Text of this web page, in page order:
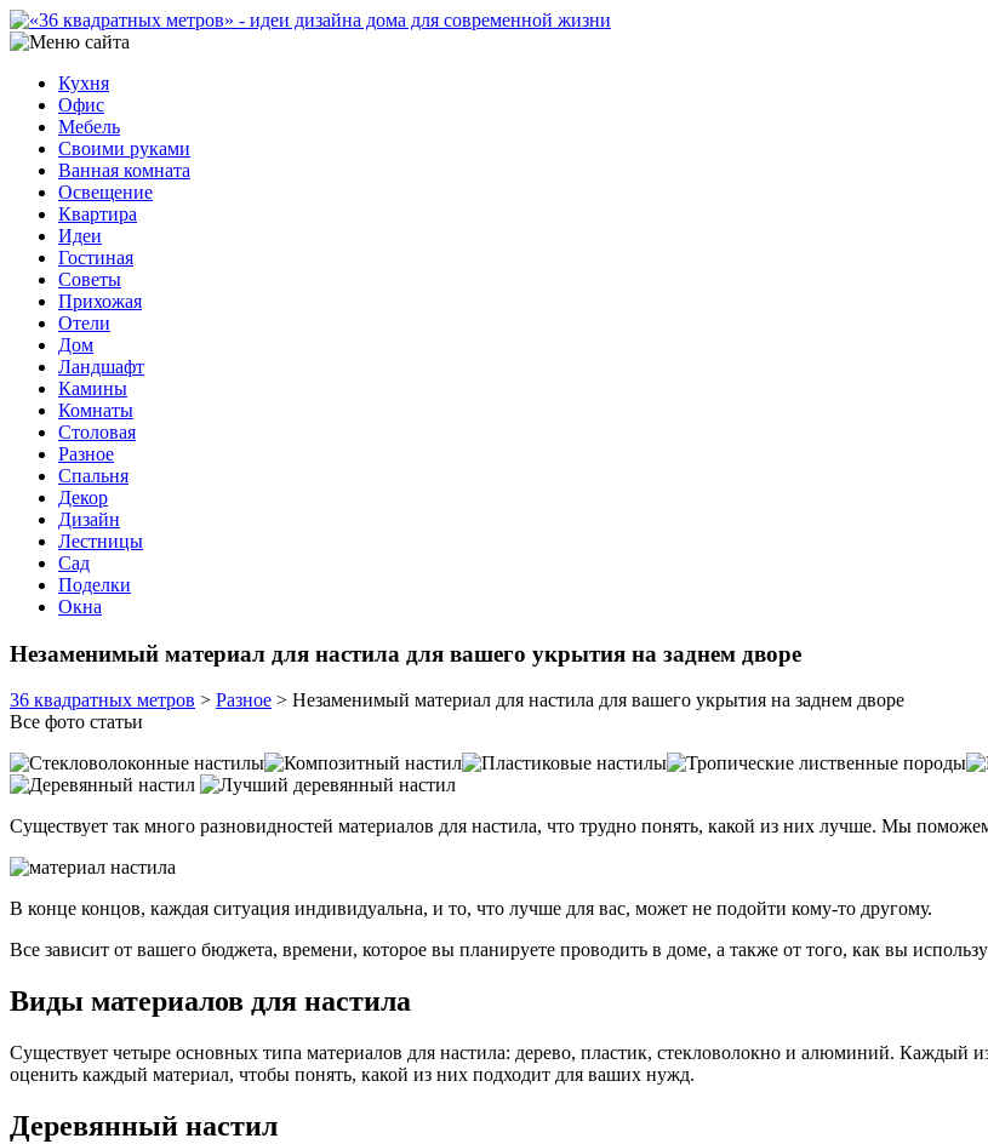
Кухня
Офис
Мебель
Своими руками
Ванная комната
Освещение
Квартира
Идеи
Гостиная
Советы
Прихожая
Отели
Дом
Ландшафт
Камины
Комнаты
Столовая
Разное
Спальня
Декор
Дизайн
Лестницы
Сад
Поделки
Окна
Незаменимый материал для настила для вашего укрытия на заднем дворе
36 квадратных метров > Разное > Незаменимый материал для настила для вашего укрытия на заднем дворе
Все фото статьи
Существует так много разновидностей материалов для настила, что трудно понять, какой из них лучше. Мы
В конце концов, каждая ситуация индивидуальна, и то, что лучше для вас, может не подойти кому-то другому.
Все зависит от вашего бюджета, времени, которое вы планируете проводить в доме, а также от того, как вы
Виды материалов для настила
Существует четыре основных типа материалов для настила: дерево, пластик, стекловолокно и алюминий. Каждый
оценить каждый материал, чтобы понять, какой из них подходит для ваших нужд.
Деревянный настил